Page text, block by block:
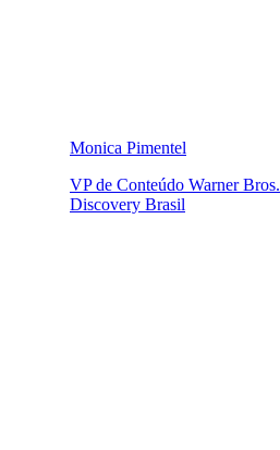
Monica Pimentel
VP de Conteúdo Warner Bros.
Discovery Brasil